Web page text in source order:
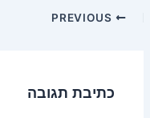
כתיבת תגובה